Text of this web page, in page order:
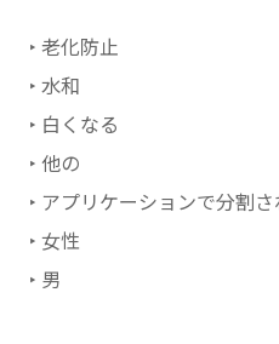
‣ 老化防止
‣ 水和
‣ 白くなる
‣ 他の
‣ アプリケーションで分割
‣ 女性
‣ 男